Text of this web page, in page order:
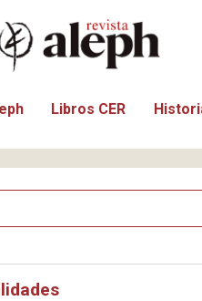
Libros CER